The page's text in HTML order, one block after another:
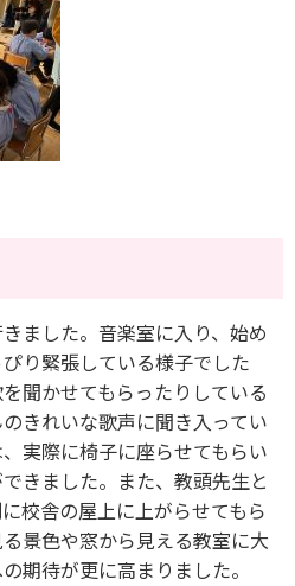
ました。音楽室に入り、始め
り緊張している様子でした
聞かせてもらったりしている
きれいな歌声に聞き入ってい
実際に椅子に座らせてもらい
きました。また、教頭先生と
校舎の屋上に上がらせてもら
景色や窓から見える教室に大
期待が更に高まりました。